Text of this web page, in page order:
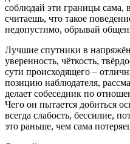
соблюдай эти границы сама,
считаешь, что такое
недопустимо, обрывай
Лучшие спутники в
уверенность, чёткость,
сути происходящего –
позицию наблюдателя,
делает собеседник по
Чего он пытается добиться
всегда слабость, бессилие,
это раньше, чем сама